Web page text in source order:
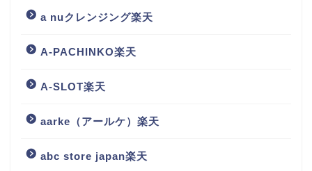
a nuクレンジング楽天
A-PACHINKO楽天
A-SLOT楽天
aarke（アールケ）楽天
abc store japan楽天